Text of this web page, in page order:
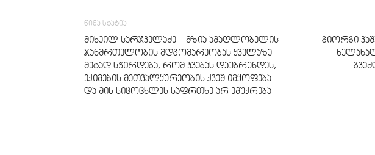
წინა სტატია
მიხეილ სარჯველაძე – მზია ამაღლობელის
ჯანმრთელობის მდგომარეობას ყველაზე
მეტად სჭირდება, რომ კვებას დაუბრუნდეს,
ექიმების მეთვალყურეობის ქვეშ იმყოფება
და მის სიცოცხლეს საფრთხე არ ემუქრება
გიორგი